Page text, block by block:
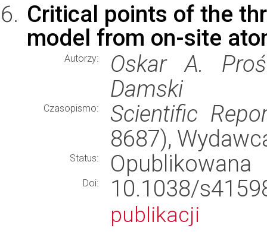
Critical points of the
model from on-site
Autorzy:
Oskar A.
Damski
Czasopismo:
Scientific
8687),
Status: Opublikowana
Doi: 10.1038/
publikacji